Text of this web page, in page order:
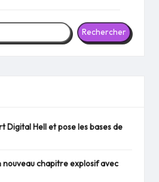
Rechercher
Digital Hell et pose les bases de
nouveau chapitre explosif avec